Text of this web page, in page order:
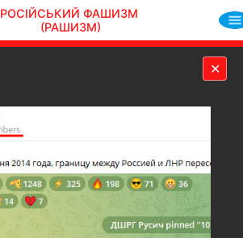
РОСІЙСЬКИЙ ФАШИЗМ
(РАШИЗМ)
✕